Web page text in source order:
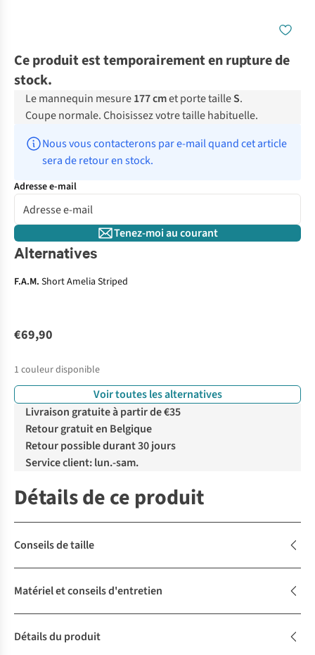
Ce produit est temporairement en rupture de
stock.
Le mannequin mesure177 cmet porte tailleS.
Coupe normale. Choisissez votre taille habituelle.
Nous vous contacterons par e-mail quand cet article
sera de retour en stock.
Adresse e-mail
Tenez-moi au courant
Alternatives
F.A.M. Short Amelia Striped
€69,90
1 couleur disponible
Voir toutes les alternatives
Livraison gratuite à partir de €35
Retour gratuit en Belgique
Retour possible durant 30 jours
Service client: lun.-sam.
Détails de ce produit
Conseils de taille
Matériel et conseils d'entretien
Détails du produit